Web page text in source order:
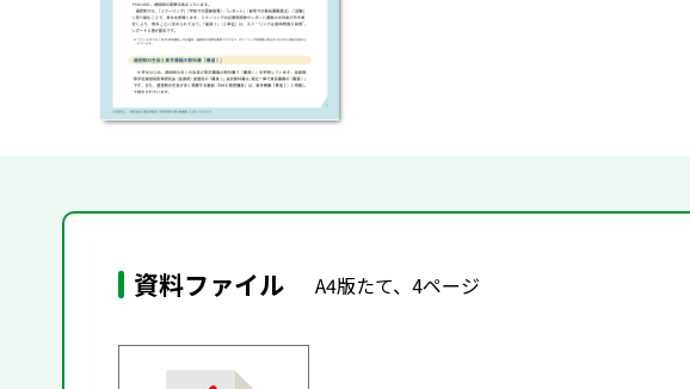
資料ファイル A4版たて、4ページ